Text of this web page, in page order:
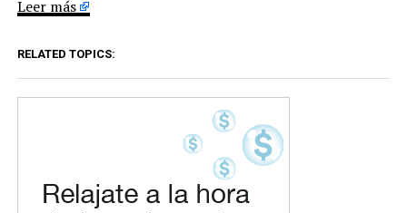
Leer más
RELATED TOPICS: